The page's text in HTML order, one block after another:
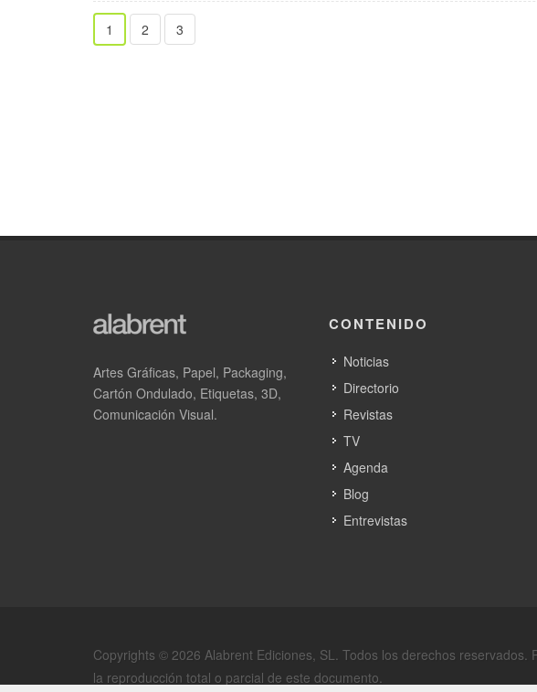
1 2 3
Artes Gráficas, Papel, Packaging,
Cartón Ondulado, Etiquetas, 3D,
Comunicación Visual.
CONTENIDO
Noticias
Directorio
Revistas
TV
Agenda
Blog
Entrevistas
Copyrights © 2026 Alabrent Ediciones, SL. Todos los derechos reservados.
la reproducción total o parcial de este documento.